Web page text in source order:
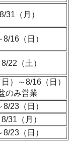
31（月）
16（日）
22（土）
）～8/16（日）
のみ営業
23（日）
31（月）
23（日）